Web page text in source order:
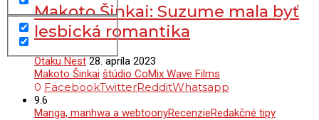
Makoto Šinkai: Suzume mala byť
lesbická romantika
Otaku Nest 28. apríla 2023
Makoto Šinkai štúdio CoMix Wave Films
0 FacebookTwitterRedditWhatsapp
9.6
Manga, manhwa a webtoonyRecenzieRedakčné tipy